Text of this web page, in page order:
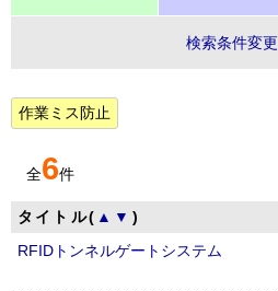
検索条件変更
作業ミス防止
全6件
タイトル( ▲ ▼ )
RFIDトンネルゲートシステム